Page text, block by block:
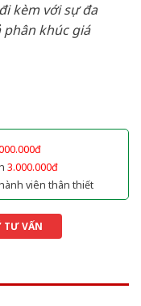
kèm với sự đa
phân khúc giá
3.000.000đ
viên thân thiết
TƯ VẤN